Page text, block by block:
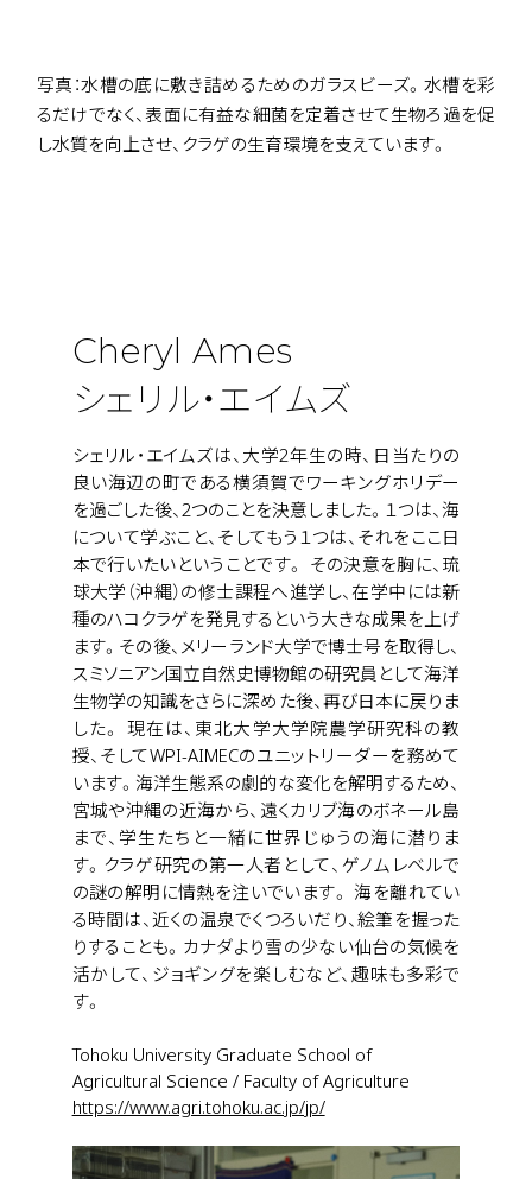
写真：水槽の底に敷き詰めるためのガラスビーズ。水槽を彩
るだけでなく、表面に有益な細菌を定着させて生物ろ過を促
し水質を向上させ、クラゲの生育環境を支えています。
Cheryl Ames
シェリル・エイムズ
シェリル・エイムズは、大学2年生の時、日当たりの
良い海辺の町である横須賀でワーキングホリデー
を過ごした後、2つのことを決意しました。１つは、海
について学ぶこと、そしてもう１つは、それをここ日
本で行いたいということです。 その決意を胸に、琉
球大学（沖縄）の修士課程へ進学し、在学中には新
種のハコクラゲを発見するという大きな成果を上げ
ます。その後、メリーランド大学で博士号を取得し、
スミソニアン国立自然史博物館の研究員として海洋
生物学の知識をさらに深めた後、再び日本に戻りま
した。 現在は、東北大学大学院農学研究科の教
授、そしてWPI-AIMECのユニットリーダーを務めて
います。海洋生態系の劇的な変化を解明するため、
宮城や沖縄の近海から、遠くカリブ海のボネール島
まで、学生たちと一緒に世界じゅうの海に潜りま
す。クラゲ研究の第一人者として、ゲノムレベルで
の謎の解明に情熱を注いでいます。 海を離れてい
る時間は、近くの温泉でくつろいだり、絵筆を握った
りすることも。カナダより雪の少ない仙台の気候を
活かして、ジョギングを楽しむなど、趣味も多彩で
す。
Tohoku University Graduate School of
Agricultural Science / Faculty of Agriculture
https://www.agri.tohoku.ac.jp/jp/